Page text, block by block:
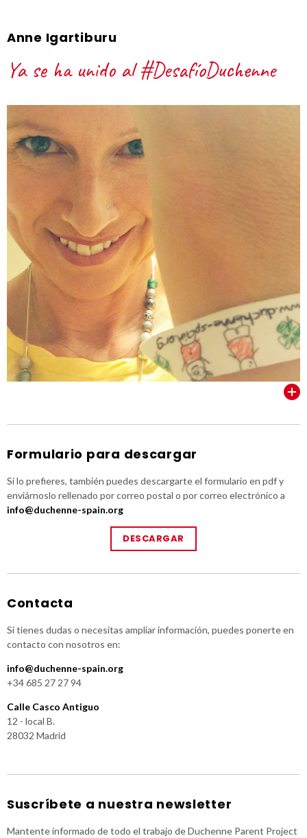
Anne Igartiburu
Ya se ha unido al #DesafíoDuchenne
Formulario para descargar
Si lo prefieres, también puedes descargarte el formulario en pdf y
enviárnoslo rellenado por correo postal o por correo electrónico a
info@duchenne-spain.org
DESCARGAR
Contacta
Si tienes dudas o necesitas ampliar información, puedes ponerte en
contacto con nosotros en:
info@duchenne-spain.org
+34 685 27 27 94
Calle Casco Antiguo
12 - local B.
28032 Madrid
Suscríbete a nuestra newsletter
Mantente informado de todo el trabajo de Duchenne Parent Project